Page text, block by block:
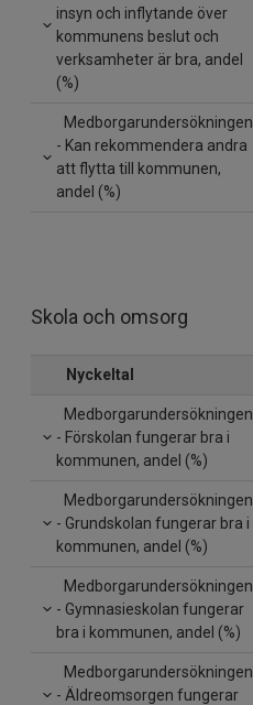
insyn och inflytande över
kommunens beslut och
verksamheter är bra, andel
(%)
Medborgarundersökningen
- Kan rekommendera andra
att flytta till kommunen,
andel (%)
Skola och omsorg
Nyckeltal
Medborgarundersökningen
- Förskolan fungerar bra i
kommunen, andel (%)
Medborgarundersökningen
- Grundskolan fungerar bra i
kommunen, andel (%)
Medborgarundersökningen
- Gymnasieskolan fungerar
bra i kommunen, andel (%)
Medborgarundersökningen
- Äldreomsorgen fungerar